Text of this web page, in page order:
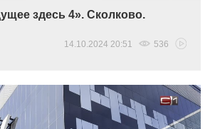
здесь 4». Сколково.
14.10.2024 20:51 536